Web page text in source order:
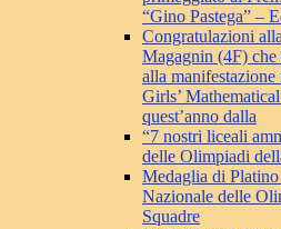
“Gino Pastega” –
Congratulazioni
Magagnin (4F) che
alla
Girls’
quest’anno dalla
“7 nostri liceali
delle Olimpiadi
Medaglia di
Nazionale delle
Squadre